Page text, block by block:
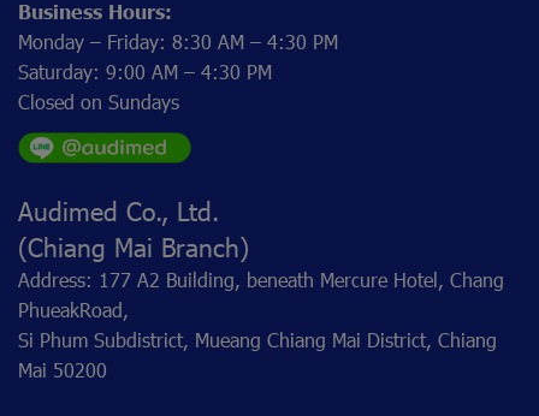
Business Hours:
Monday – Friday: 8:30 AM – 4:30 PM
Saturday: 9:00 AM – 4:30 PM
Closed on Sundays
Audimed Co., Ltd.
(Chiang Mai Branch)
Address: 177 A2 Building, beneath Mercure Hotel, Chang
PhueakRoad,
Si Phum Subdistrict, Mueang Chiang Mai District, Chiang
Mai 50200